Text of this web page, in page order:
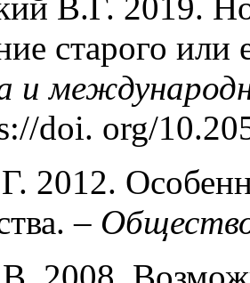
старого
и
doi. org/
2012.
–